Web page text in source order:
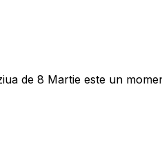
de 8 Martie este un